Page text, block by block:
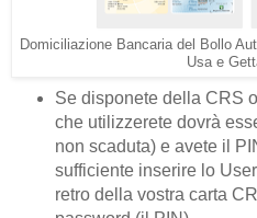
Domiciliazione Bancaria del Bollo
Usa e
Se disponete della CRS
che utilizzerete dovrà
non scaduta) e avete il
sufficiente inserire lo
retro della vostra carta